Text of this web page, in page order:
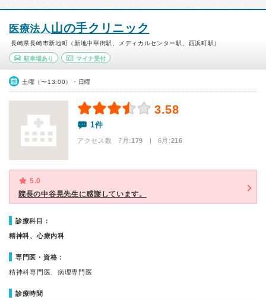
医療法人山の手クリニック
長崎県長崎市新地町（新地中華街駅、メディカルセンター駅、西浜町駅）
駐車場あり マイナ受付
土曜（〜13:00）・日曜
3.58
1件
アクセス数 7月:179 | 6月:216
5.0
院長の中谷晃先生に感謝しています。
診療科目：
精神科、心療内科
専門医・資格：
精神科専門医、病理専門医
診療時間